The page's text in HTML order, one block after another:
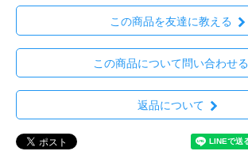
この商品を友達に教える
この商品について問い合わせる
返品について